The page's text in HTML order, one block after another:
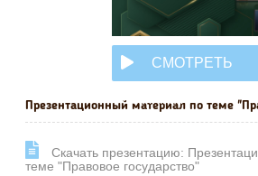
СМОТРЕТЬ
ОНЛАЙН
Презентационный материал по теме
Cкачать презентацию:
теме "Правовое государство"